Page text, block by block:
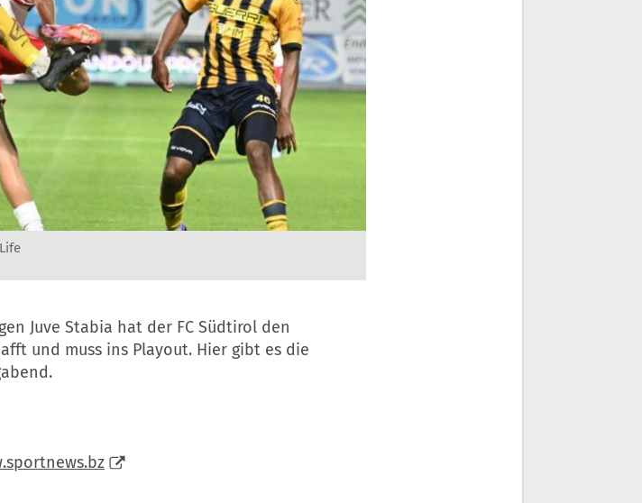
Juve Stabia hat der FC Südtirol den
und muss ins Playout. Hier gibt es die